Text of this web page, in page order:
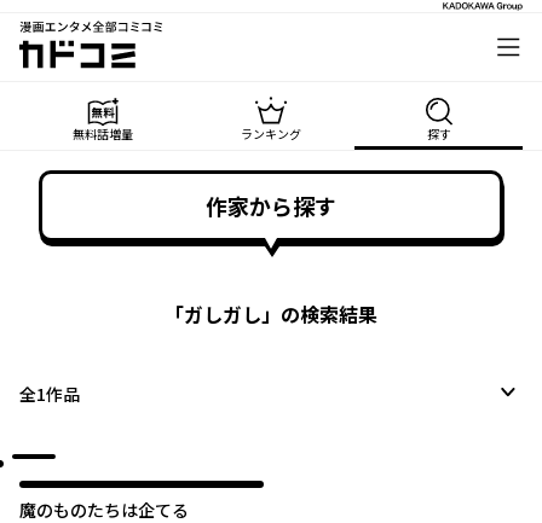
漫画エンタメ全部コミコミ
カドコミ
無料話増量 ランキング 探す
作家から探す
「ガしガし」の検索結果
全1作品
魔のものたちは企てる